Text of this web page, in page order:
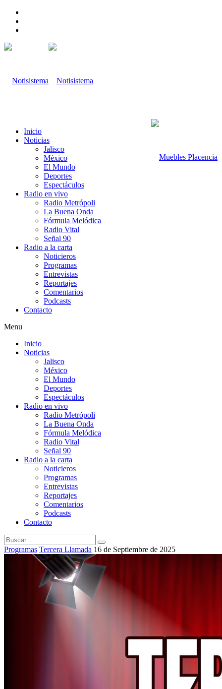
Inicio
Noticias
Jalisco
México
El Mundo
Deportes
Espectáculos
Radio en vivo
Radio Metrópoli
La Buena Onda
Fórmula Melódica
Radio Vital
Señal 90
Radio a la carta
Noticieros
Programas
Entrevistas
Reportajes
Comentarios
Podcasts
Contacto
Menu
Inicio
Noticias
Jalisco
México
El Mundo
Deportes
Espectáculos
Radio en vivo
Radio Metrópoli
La Buena Onda
Fórmula Melódica
Radio Vital
Señal 90
Radio a la carta
Noticieros
Programas
Entrevistas
Reportajes
Comentarios
Podcasts
Contacto
Programas Tercera Llamada 16 de Septiembre de 2025